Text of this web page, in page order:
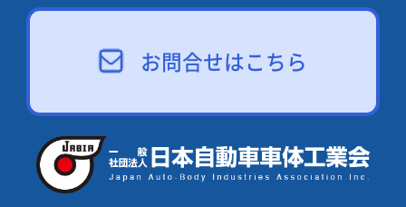
お問合せはこちら